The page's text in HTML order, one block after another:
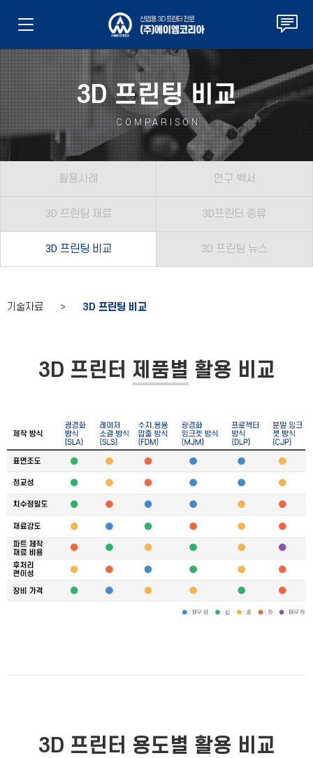
3D 프린팅 비교
COMPARISON
활용사례 연구 백서
3D 프린팅 재료 3D프린터 종류
3D 프린팅 비교 3D 프린팅 뉴스
기술자료 > 3D 프린팅 비교
3D 프린터 제품별 활용 비교
3D 프린터 용도별 활용 비교